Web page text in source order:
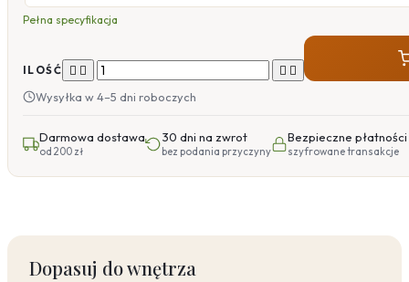
Pełna specyfikacja
ILOŚĆ    
Wysyłka w 4–5 dni roboczych
Darmowa dostawa
od 200 zł
30 dni na zwrot
bez podania przyczyny
Bezpieczne płatności
szyfrowane transakcje
Dopasuj do wnętrza